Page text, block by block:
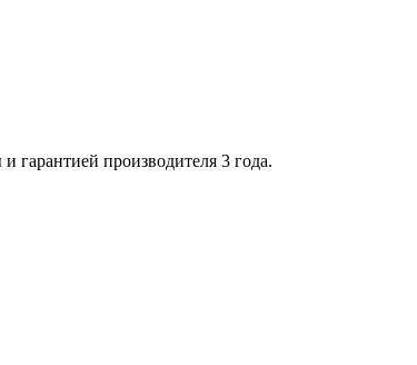
гарантией производителя 3 года.